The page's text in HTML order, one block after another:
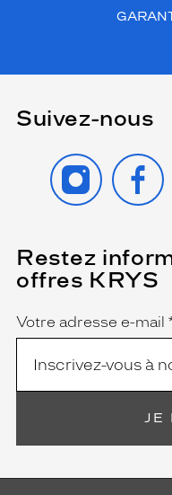
Suivez-nous
INSTAGRAM
Restez
offres KRYS
Name
Votre adresse e-mail
(Ce
champ
est
obligatoire)
JE